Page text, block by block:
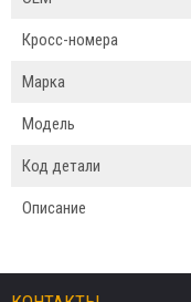
Кросс-номера
Марка
Модель
Код детали
Описание